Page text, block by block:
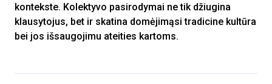
kontekste. Kolektyvo pasirodymai ne tik džiugina
klausytojus, bet ir skatina domėjimąsi tradicine kultūra
bei jos išsaugojimu ateities kartoms.